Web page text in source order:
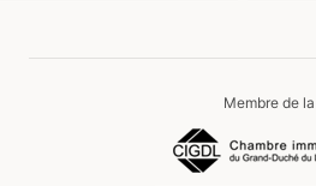
Membre de la